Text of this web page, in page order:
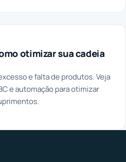
otimizar sua cadeia
e falta de produtos. Veja
e automação para otimizar